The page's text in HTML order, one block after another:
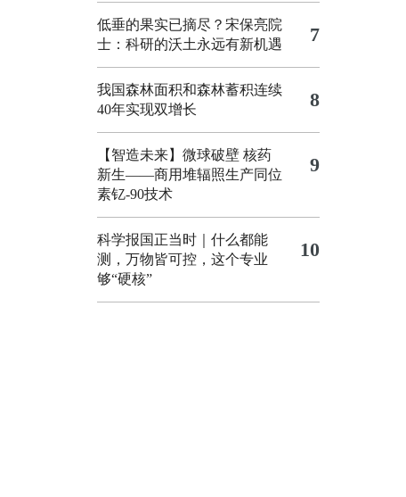
低垂的果实已摘尽？宋保亮院
士：科研的沃土永远有新机遇
7
我国森林面积和森林蓄积连续
40年实现双增长
8
【智造未来】微球破壁 核药
新生——商用堆辐照生产同位
素钇-90技术
9
科学报国正当时｜什么都能
测，万物皆可控，这个专业
够“硬核”
10